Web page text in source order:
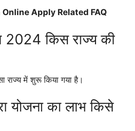
Apply Related FAQ
2024 किस राज्य की
राज्य में शुरू किया गया है।
योजना का लाभ किसे